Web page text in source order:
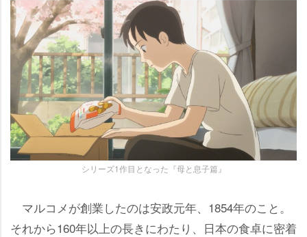
シリーズ1作目となった『母と息子篇』
マルコメが創業したのは安政元年、1854年のこと。
それから160年以上の長きにわたり、日本の食卓に密着